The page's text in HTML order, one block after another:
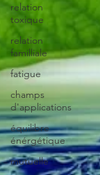
relation
toxique
relation
familliale
fatigue
champs
d'applications
équilibre
énérgétique
mutuelle